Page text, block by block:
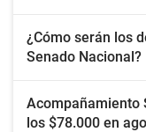
¿Cómo serán los
Senado Nacional?
Acompañamiento
los $78.000 en